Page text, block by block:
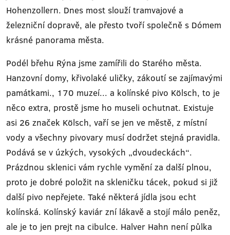
Hohenzollern. Dnes most slouží tramvajové a
železniční dopravě, ale přesto tvoří společně s Dómem
krásné panorama města.
Podél břehu Rýna jsme zamířili do Starého města.
Hanzovní domy, křivolaké uličky, zákoutí se zajímavými
památkami., 170 muzeí... a kolínské pivo Kölsch, to je
něco extra, prostě jsme ho museli ochutnat. Existuje
asi 26 značek Kölsch, vaří se jen ve městě, z místní
vody a všechny pivovary musí dodržet stejná pravidla.
Podává se v úzkých, vysokých „dvoudeckách“.
Prázdnou sklenici vám rychle vymění za další plnou,
proto je dobré položit na skleničku tácek, pokud si již
další pivo nepřejete. Také některá jídla jsou echt
kolínská. Kolínský kaviár zní lákavě a stojí málo peněz,
ale je to jen prejt na cibulce. Halver Hahn není půlka